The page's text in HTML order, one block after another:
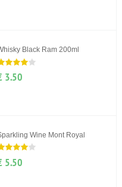
Black Ram 200ml
3.50
Wine Mont Royal
5.50